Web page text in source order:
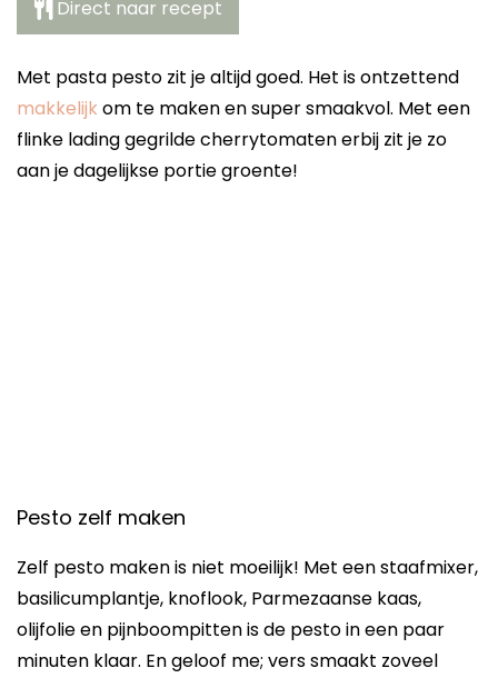
Direct naar recept
Met pasta pesto zit je altijd goed. Het is ontzettend
makkelijk om te maken en super smaakvol. Met een
flinke lading gegrilde cherrytomaten erbij zit je zo
aan je dagelijkse portie groente!
Pesto zelf maken
Zelf pesto maken is niet moeilijk! Met een staafmixer,
basilicumplantje, knoflook, Parmezaanse kaas,
olijfolie en pijnboompitten is de pesto in een paar
minuten klaar. En geloof me; vers smaakt zoveel